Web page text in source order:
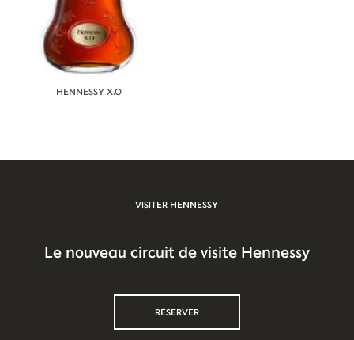
HENNESSY X.O
VISITER HENNESSY
Le nouveau circuit de visite Hennessy
RÉSERVER